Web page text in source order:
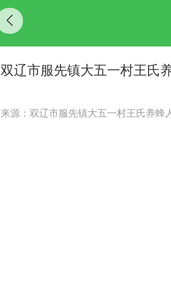
双辽市服先镇大五一村王氏
来源：双辽市服先镇大五一村王氏养蜂